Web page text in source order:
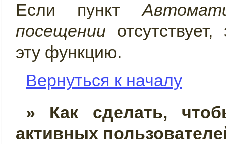
Если пункт
посещении
эту функцию.
Вернуться к началу
» Как сделать,
активных